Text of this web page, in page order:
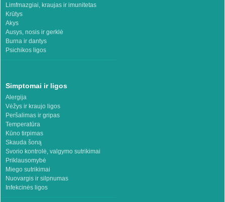
Limfmazgiai, kraujas ir imunitetas
Krūtys
Akys
Ausys, nosis ir gerklė
Burna ir dantys
Psichikos ligos
Simptomai ir ligos
Alergija
Vėžys ir kraujo ligos
Peršalimas ir gripas
Temperatūra
Kūno tirpimas
Skauda šoną
Svorio kontrolė, valgymo sutrikimai
Priklausomybė
Miego sutrikimai
Nuovargis ir silpnumas
Infekcinės ligos